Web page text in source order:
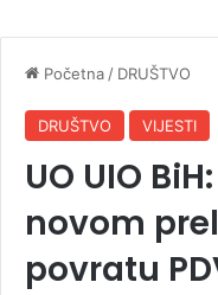
Početna / DRUŠTVO
DRUŠTVO VIJESTI
UO UIO
novom
povratu